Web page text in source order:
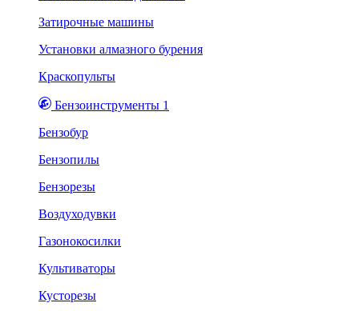
Затирочные машины
Установки алмазного бурения
Краскопульты
Бензоинструменты 1
Бензобур
Бензопилы
Бензорезы
Воздуходувки
Газонокосилки
Культиваторы
Кусторезы